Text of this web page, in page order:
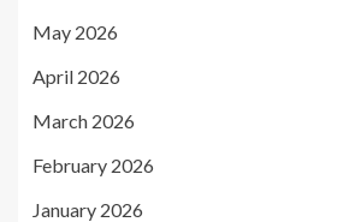
May 2026
April 2026
March 2026
February 2026
January 2026